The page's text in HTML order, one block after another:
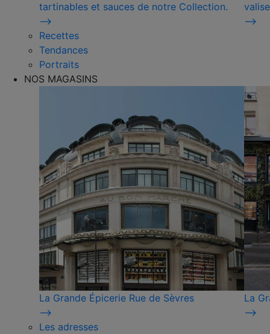
tartinables et sauces de notre Collection.
⟶
⟶
Recettes
Tendances
Portraits
NOS MAGASINS
La Grande Épicerie Rue de Sèvres
⟶
La
⟶
Les adresses